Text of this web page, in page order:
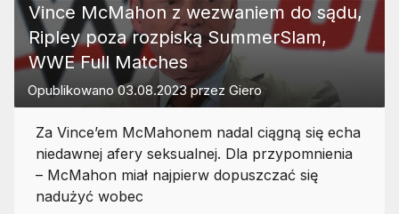
Vince McMahon z wezwaniem do sądu,
Ripley poza rozpiską SummerSlam,
WWE Full Matches
Opublikowano03.08.2023przez Giero
Za Vince’em McMahonem nadal ciągną się echa
niedawnej afery seksualnej. Dla przypomnienia
– McMahon miał najpierw dopuszczać się
nadużyć wobec